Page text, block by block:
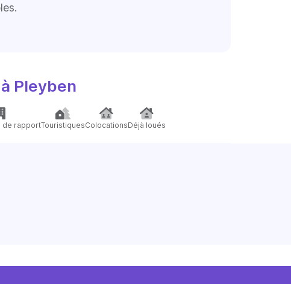
à Pleyben
de rapportTouristiquesColocationsDéjà loués